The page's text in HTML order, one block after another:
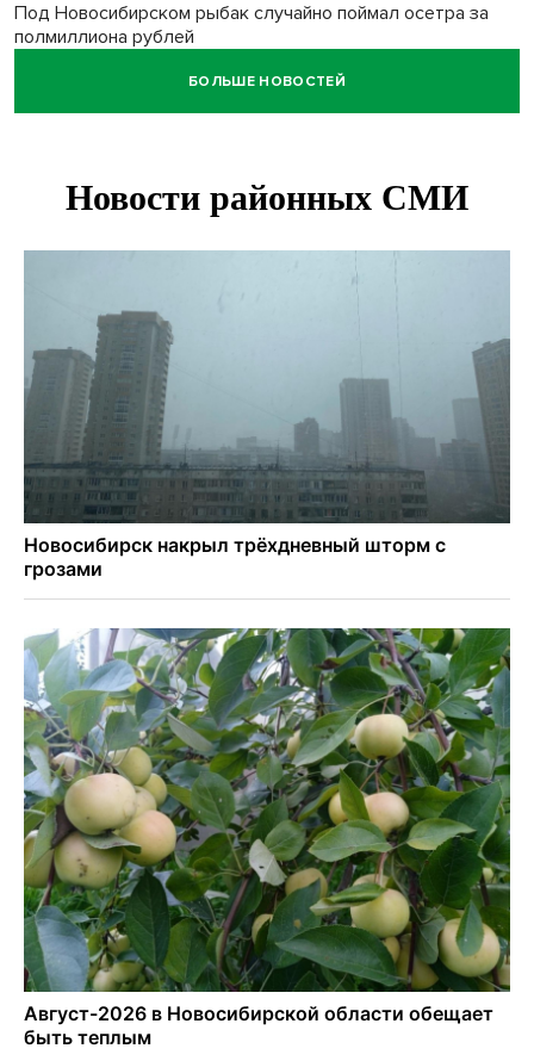
Под Новосибирском рыбак случайно поймал осетра за
полмиллиона рублей
Мартышки Бразза с модной стрижкой стали звездами
Премии самому себе обернулись делом для директора
Ветеран СВО выявил рак на бесплатной диспансеризации
в Новосибирске
БОЛЬШЕ НОВОСТЕЙ